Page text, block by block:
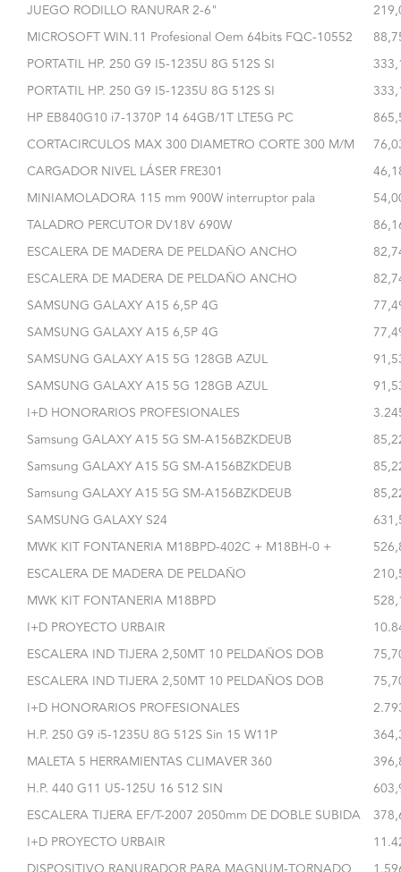
JUEGO RODILLO RANURAR 2-6"
MICROSOFT WIN.11 Profesional Oem 64bits FQC-10552
PORTATIL HP. 250 G9 I5-1235U 8G 512S SI
PORTATIL HP. 250 G9 I5-1235U 8G 512S SI
HP EB840G10 i7-1370P 14 64GB/1T LTE5G PC
CORTACIRCULOS MAX 300 DIAMETRO CORTE 300 M/M
CARGADOR NIVEL LÁSER FRE301
MINIAMOLADORA 115 mm 900W interruptor pala
TALADRO PERCUTOR DV18V 690W
ESCALERA DE MADERA DE PELDAÑO ANCHO
ESCALERA DE MADERA DE PELDAÑO ANCHO
SAMSUNG GALAXY A15 6,5P 4G
SAMSUNG GALAXY A15 6,5P 4G
SAMSUNG GALAXY A15 5G 128GB AZUL
SAMSUNG GALAXY A15 5G 128GB AZUL
I+D HONORARIOS PROFESIONALES
Samsung GALAXY A15 5G SM-A156BZKDEUB
Samsung GALAXY A15 5G SM-A156BZKDEUB
Samsung GALAXY A15 5G SM-A156BZKDEUB
SAMSUNG GALAXY S24
MWK KIT FONTANERIA M18BPD-402C + M18BH-0 +
ESCALERA DE MADERA DE PELDAÑO
MWK KIT FONTANERIA M18BPD
I+D PROYECTO URBAIR
ESCALERA IND TIJERA 2,50MT 10 PELDAÑOS DOB
ESCALERA IND TIJERA 2,50MT 10 PELDAÑOS DOB
I+D HONORARIOS PROFESIONALES
H.P. 250 G9 i5-1235U 8G 512S Sin 15 W11P
MALETA 5 HERRAMIENTAS CLIMAVER 360
H.P. 440 G11 U5-125U 16 512 SIN
ESCALERA TIJERA EF/T-2007 2050mm DE DOBLE SUBIDA
I+D PROYECTO URBAIR